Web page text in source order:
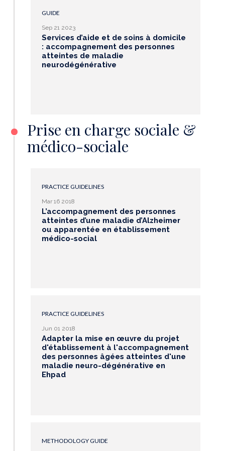
GUIDE
Sep 21 2023
Services d’aide et de soins à domicile
: accompagnement des personnes
atteintes de maladie
neurodégénérative
Prise en charge sociale &
médico-sociale
PRACTICE GUIDELINES
Mar 16 2018
L’accompagnement des personnes
atteintes d’une maladie d’Alzheimer
ou apparentée en établissement
médico-social
PRACTICE GUIDELINES
Jun 01 2018
Adapter la mise en œuvre du projet
d'établissement à l'accompagnement
des personnes âgées atteintes d'une
maladie neuro-dégénérative en
Ehpad
METHODOLOGY GUIDE